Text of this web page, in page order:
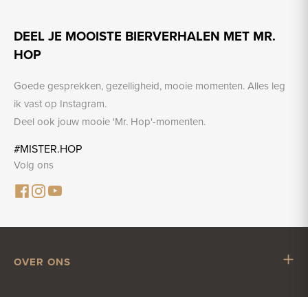
DEEL JE MOOISTE BIERVERHALEN MET MR.
HOP
Goede gesprekken, gezelligheid, mooie momenten. Alles leg
ik vast op Instagram.
Deel ook jouw mooie 'Mr. Hop'-momenten.
#MISTER.HOP
Volg ons
OVER ONS